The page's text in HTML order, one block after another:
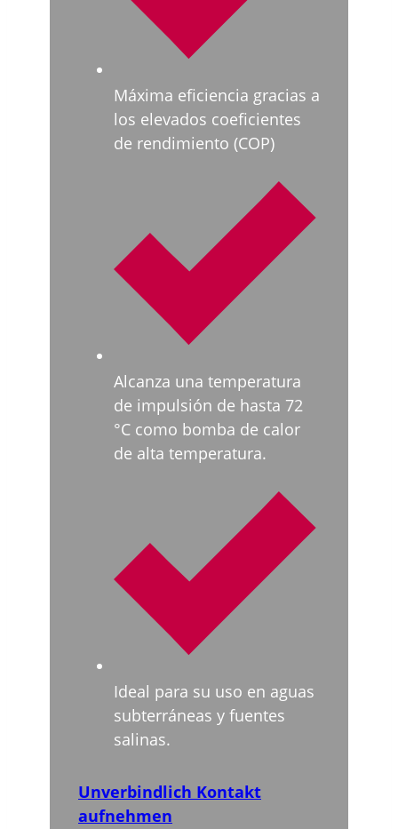
Máxima eficiencia gracias a
los elevados coeficientes
de rendimiento (COP)
Alcanza una temperatura
de impulsión de hasta 72
°C como bomba de calor
de alta temperatura.
Ideal para su uso en aguas
subterráneas y fuentes
salinas.
Unverbindlich Kontakt
aufnehmen